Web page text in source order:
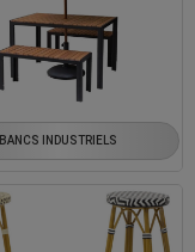
BANCS INDUSTRIELS